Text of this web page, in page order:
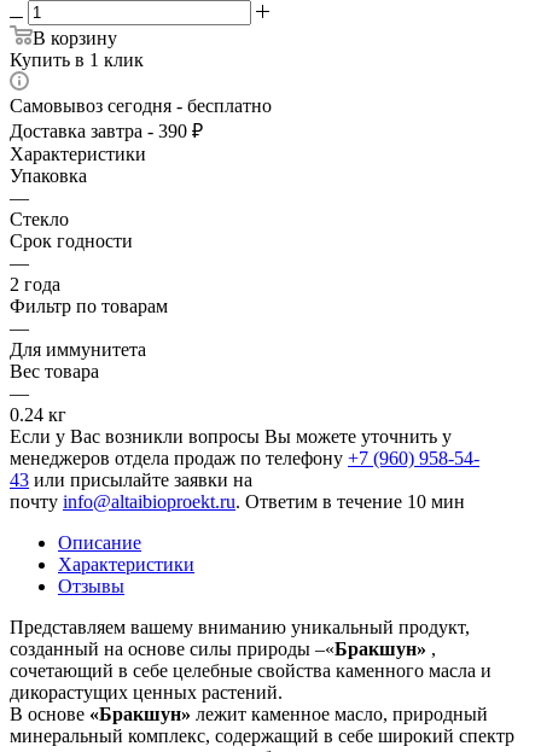
В корзину
Купить в 1 клик
Самовывоз сегодня - бесплатно
Доставка завтра - 390 ₽
Характеристики
Упаковка
—
Стекло
Срок годности
—
2 года
Фильтр по товарам
—
Для иммунитета
Вес товара
—
0.24 кг
Если у Вас возникли вопросы Вы можете уточнить у
менеджеров отдела продаж по телефону +7 (960) 958-54-
43 или присылайте заявки на
почту info@altaibioproekt.ru. Ответим в течение 10 мин
Описание
Характеристики
Отзывы
Представляем вашему вниманию уникальный продукт,
созданный на основе силы природы –«Бракшун» ,
сочетающий в себе целебные свойства каменного масла и
дикорастущих ценных растений.
В основе «Бракшун» лежит каменное масло, природный
минеральный комплекс, содержащий в себе широкий спектр